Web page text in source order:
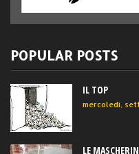
POPULAR POSTS
IL TOP
mercoledì,
LE